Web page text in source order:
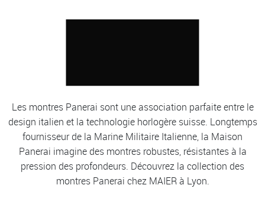
Les montres Panerai sont une association parfaite entre le
design italien et la technologie horlogère suisse. Longtemps
fournisseur de la Marine Militaire Italienne, la Maison
Panerai imagine des montres robustes, résistantes à la
pression des profondeurs. Découvrez la collection des
montres Panerai chez MAIER à Lyon.